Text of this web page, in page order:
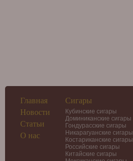
Главная
Новости
Статьи
О нас
Сигары
Кубинские сигары
Доминиканские сигары
Гондурасские сигары
Никарагуанские сигары
Костариканские сигары
Российские сигары
Китайские сигары